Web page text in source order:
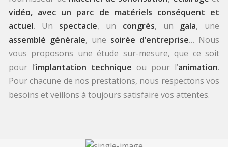
vidéo, avec un parc de matériels conséquent et
actuel. Un spectacle, un congrès, un gala, une
assemblé générale, une soirée d’entreprise… Nous
vous proposons une étude sur-mesure, que ce soit
pour l’implantation technique ou pour l’animation.
Pour chacune de nos prestations, nous respectons vos
besoins et veillons à toujours satisfaire vos attentes.